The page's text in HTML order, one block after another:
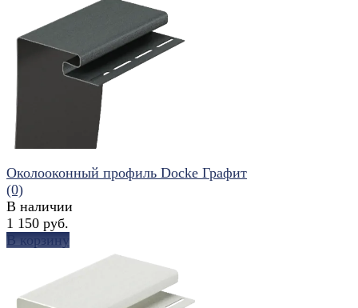
Околооконный профиль Docke Графит
(0)
В наличии
1 150 руб.
В корзину